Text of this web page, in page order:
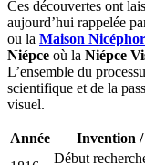
Ces découvertes ont
aujourd’hui rappelée
ou la Maison
Niépce où la Niépce
L’ensemble du
scientifique et de la
visuel.
Année Invention
Début